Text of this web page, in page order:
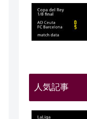
人気記事